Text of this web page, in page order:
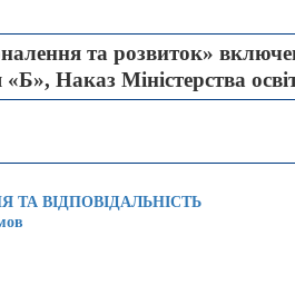
та розвиток»
Наказ Міністерства
ТА ВІДПОВІДАЛЬНІСТЬ